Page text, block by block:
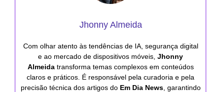
Jhonny Almeida
Com olhar atento às tendências de IA, segurança digital
e ao mercado de dispositivos móveis, Jhonny
Almeidatransforma temas complexos em conteúdos
claros e práticos. É responsável pela curadoria e pela
precisão técnica dos artigos do Em Dia News, garantindo